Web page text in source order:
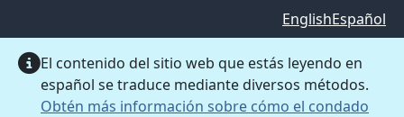
EnglishEspañol
El contenido del sitio web que estás leyendo en
español se traduce mediante diversos métodos.
Obtén más información sobre cómo el condado